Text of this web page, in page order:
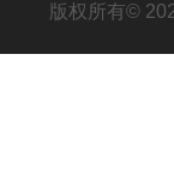
版权所有©